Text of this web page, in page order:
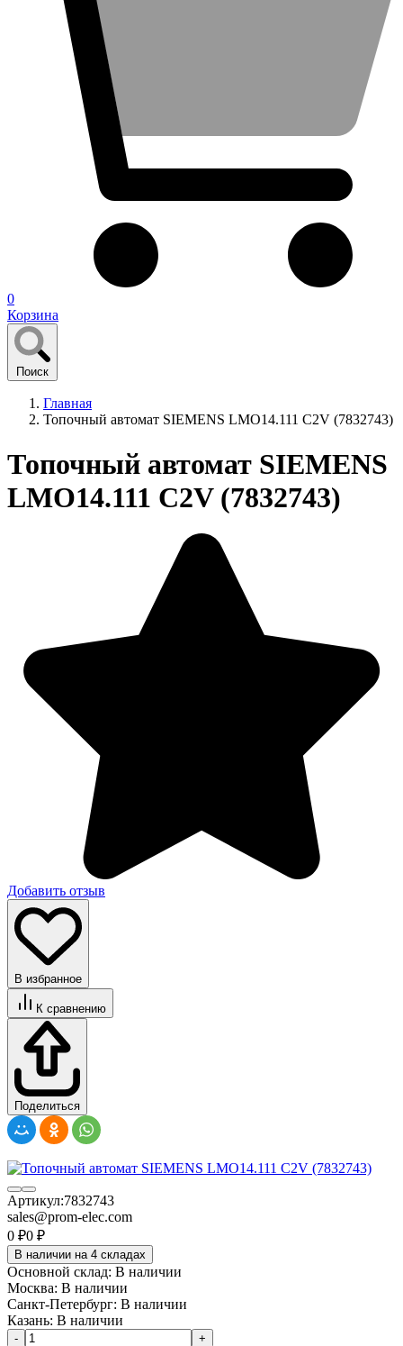
0
Корзина
Поиск
Главная
Топочный автомат SIEMENS LMO14.111 C2V (7832743)
Топочный автомат SIEMENS
LMO14.111 C2V (7832743)
Добавить отзыв
В избранное
К сравнению
Поделиться
Артикул:7832743
sales@prom-elec.com
0 ₽0 ₽
В наличии на 4 складах
Основной склад: В наличии
Москва: В наличии
Санкт-Петербург: В наличии
Казань: В наличии
-
+